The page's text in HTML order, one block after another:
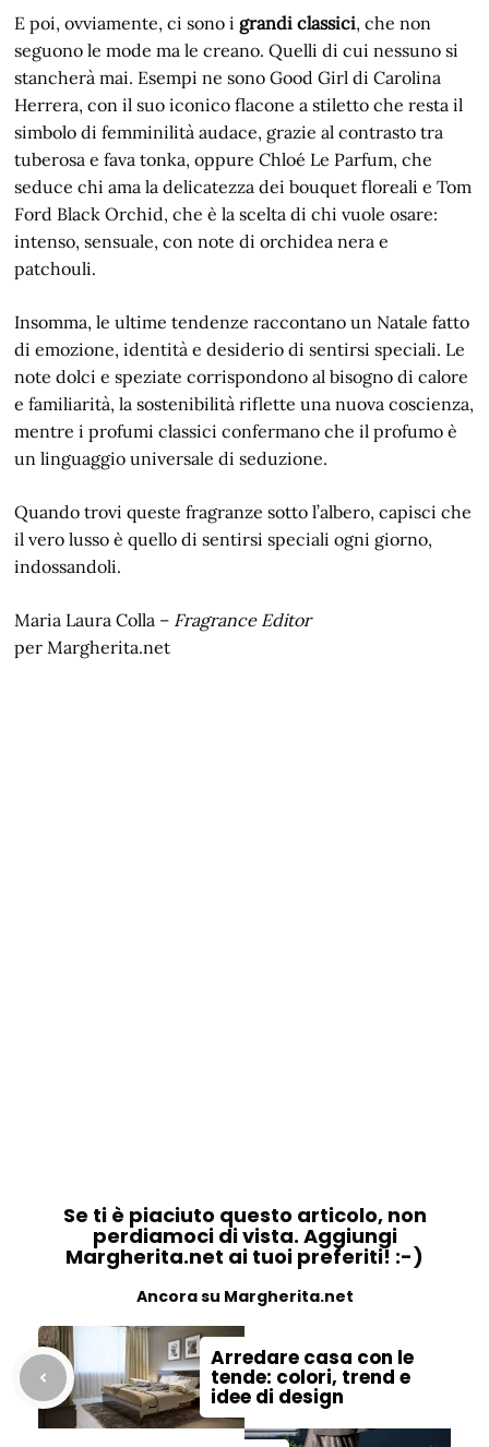
E poi, ovviamente, ci sono i grandi classici, che non
seguono le mode ma le creano. Quelli di cui nessuno si
stancherà mai. Esempi ne sono Good Girl di Carolina
Herrera, con il suo iconico flacone a stiletto che resta il
simbolo di femminilità audace, grazie al contrasto tra
tuberosa e fava tonka, oppure Chloé Le Parfum, che
seduce chi ama la delicatezza dei bouquet floreali e Tom
Ford Black Orchid, che è la scelta di chi vuole osare:
intenso, sensuale, con note di orchidea nera e
patchouli.
Insomma, le ultime tendenze raccontano un Natale fatto
di emozione, identità e desiderio di sentirsi speciali. Le
note dolci e speziate corrispondono al bisogno di calore
e familiarità, la sostenibilità riflette una nuova coscienza,
mentre i profumi classici confermano che il profumo è
un linguaggio universale di seduzione.
Quando trovi queste fragranze sotto l’albero, capisci che
il vero lusso è quello di sentirsi speciali ogni giorno,
indossandoli.
Maria Laura Colla – Fragrance Editor
per Margherita.net
Se ti è piaciuto questo articolo, non
perdiamoci di vista. Aggiungi
Margherita.net ai tuoi preferiti! :-)
Ancora su Margherita.net
Arredare casa con le
tende: colori, trend e
idee di design